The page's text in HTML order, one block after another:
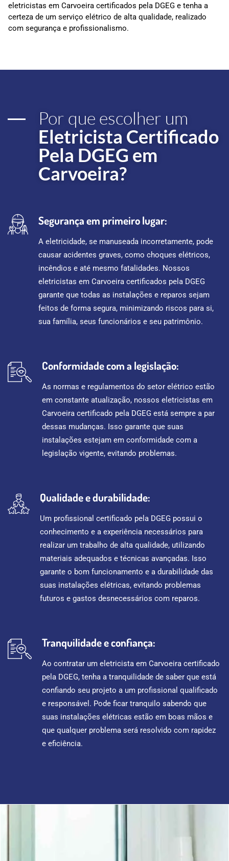
eletricistas em Carvoeira certificados pela DGEG e tenha a
certeza de um serviço elétrico de alta qualidade, realizado
com segurança e profissionalismo.
Por que escolher um
Eletricista Certificado
Pela DGEG em
Carvoeira?
Segurança em primeiro lugar:
A eletricidade, se manuseada incorretamente, pode
causar acidentes graves, como choques elétricos,
incêndios e até mesmo fatalidades. Nossos
eletricistas em Carvoeira certificados pela DGEG
garante que todas as instalações e reparos sejam
feitos de forma segura, minimizando riscos para si,
sua família, seus funcionários e seu patrimônio.
Conformidade com a legislação:
As normas e regulamentos do setor elétrico estão
em constante atualização, nossos eletricistas em
Carvoeira certificado pela DGEG está sempre a par
dessas mudanças. Isso garante que suas
instalações estejam em conformidade com a
legislação vigente, evitando problemas.
Qualidade e durabilidade:
Um profissional certificado pela DGEG possui o
conhecimento e a experiência necessários para
realizar um trabalho de alta qualidade, utilizando
materiais adequados e técnicas avançadas. Isso
garante o bom funcionamento e a durabilidade das
suas instalações elétricas, evitando problemas
futuros e gastos desnecessários com reparos.
Tranquilidade e confiança:
Ao contratar um eletricista em Carvoeira certificado
pela DGEG, tenha a tranquilidade de saber que está
confiando seu projeto a um profissional qualificado
e responsável. Pode ficar tranquilo sabendo que
suas instalações elétricas estão em boas mãos e
que qualquer problema será resolvido com rapidez
e eficiência.